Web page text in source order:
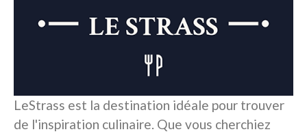
LeStrass est la destination idéale pour trouver
de l'inspiration culinaire. Que vous cherchiez